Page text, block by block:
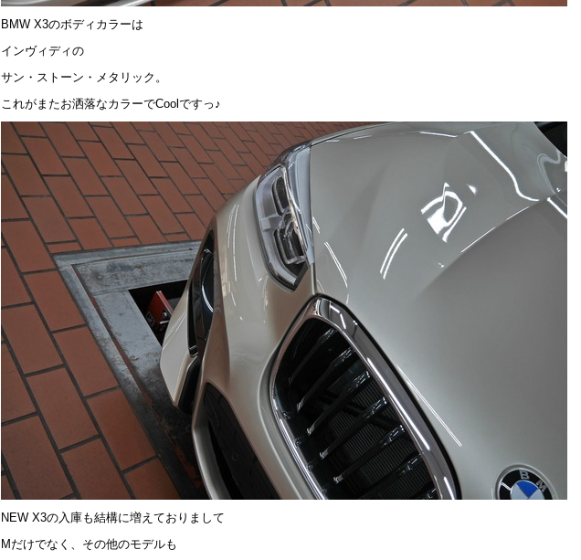
BMW X3のボディカラーは
インヴィディの
サン・ストーン・メタリック。
これがまたお洒落なカラーでCoolですっ♪
NEW X3の入庫も結構に増えておりまして
Mだけでなく、その他のモデルも